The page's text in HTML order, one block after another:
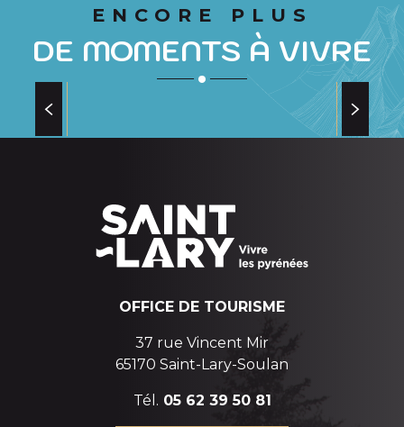
ENCORE PLUS
DE MOMENTS À VIVRE
RANDONNÉES EN RAQUETTES
OFFICE DE TOURISME
37 rue Vincent Mir
65170 Saint-Lary-Soulan
Tél. 05 62 39 50 81